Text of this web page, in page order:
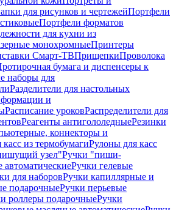
для рисунков и чертежейПортфели
Портфели форматов
для кухни из
монохромныеПринтеры
Смарт-ТВПрищепкиПроволока
бумага и диспенсеры к
наборы для
Разделители для настольных
и
Расписание уроковРаспределители для
Реагенты антигололедныеРезинки
коннекторы и
из термобумагиРулоны для касс
узел"Ручки "пиши-
автоматическиеРучки гелевые
для наборовРучки капиллярные и
подарочныеРучки перьевые
роллеры подарочныеРучки